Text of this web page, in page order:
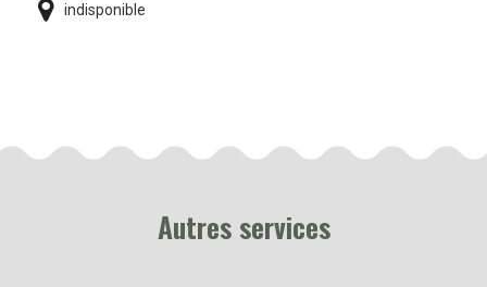
indisponible
Autres services